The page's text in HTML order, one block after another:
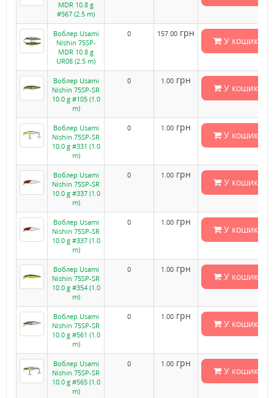
MDR 10.8 g
#567 (2.5 m)
Воблер Usami
Nishin 75SP-
MDR 10.8 g
UR08 (2.5 m)
0 157.00 грн
У кошик
Воблер Usami
Nishin 75SP-SR
10.0 g #105 (1.0
m)
0 1.00 грн
У кошик
Воблер Usami
Nishin 75SP-SR
10.0 g #331 (1.0
m)
0 1.00 грн
У кошик
Воблер Usami
Nishin 75SP-SR
10.0 g #337 (1.0
m)
0 1.00 грн
У кошик
Воблер Usami
Nishin 75SP-SR
10.0 g #337 (1.0
m)
0 1.00 грн
У кошик
Воблер Usami
Nishin 75SP-SR
10.0 g #354 (1.0
m)
0 1.00 грн
У кошик
Воблер Usami
Nishin 75SP-SR
10.0 g #561 (1.0
m)
0 1.00 грн
У кошик
Воблер Usami
Nishin 75SP-SR
10.0 g #565 (1.0
m)
0 1.00 грн
У кошик